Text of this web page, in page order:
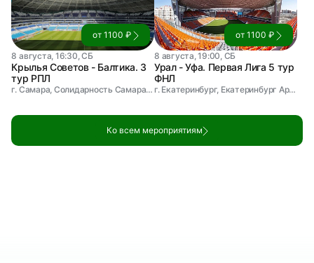
от 1100 ₽
8 августа, 16:30, СБ
Крылья Советов - Балтика. 3
тур РПЛ
г. Самара, Солидарность Самара Арена
от 1100 ₽
8 августа, 19:00, СБ
Урал - Уфа. Первая Лига 5 тур
ФНЛ
г. Екатеринбург, Екатеринбург Арена
Ко всем мероприятиям